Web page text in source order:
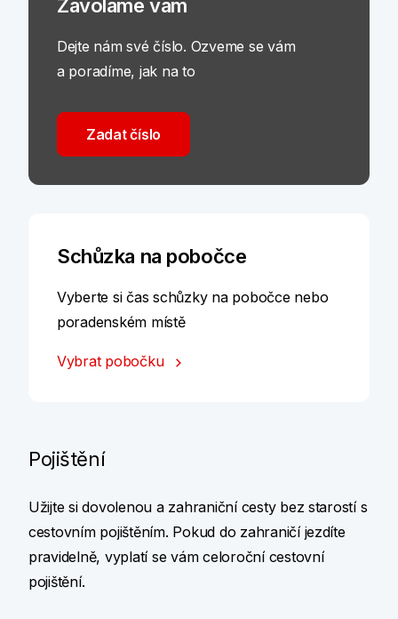
Zavoláme vám
Dejte nám své číslo. Ozveme se vám
a poradíme, jak na to
Zadat číslo
Schůzka na pobočce
Vyberte si čas schůzky na pobočce nebo
poradenském místě
Vybrat pobočku
Pojištění
Užijte si dovolenou a zahraniční cesty bez starostí s
cestovním pojištěním. Pokud do zahraničí jezdíte
pravidelně, vyplatí se vám celoroční cestovní
pojištění.